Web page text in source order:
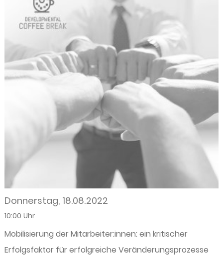
Donnerstag, 18.08.2022
10:00 Uhr
Mobilisierung der Mitarbeiter:innen: ein kritischer
Erfolgsfaktor für erfolgreiche Veränderungsprozesse